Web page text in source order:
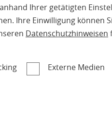
Ihrer getätigten
Ihre Einwilligung können
Datenschutzhinweisen
Externe Medien